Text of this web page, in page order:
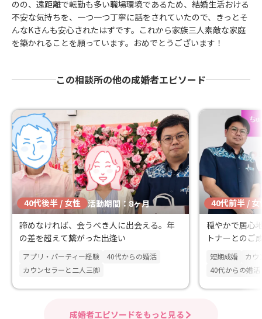
のの、遠距離で転勤も多い職場環境であるため、結婚生活おける
不安な気持ちを、一つ一つ丁寧に話をされていたので、きっとそ
んなKさんも安心されたはずです。これから家族三人素敵な家庭
を築かれることを願っています。おめでとうございます！
この相談所の他の成婚者エピソード
40代後半 / 女性 活動期間：8ヶ月
諦めなければ、会うべき人に出会える。年
の差を超えて繋がった出逢い
アプリ・パーティー経験
40代からの婚活
カウンセラーと二人三脚
40代前半 / 女
穏やかで居心
トナーとのご
短期成婚
カウ
40代からの婚活
成婚者エピソードをもっと見る